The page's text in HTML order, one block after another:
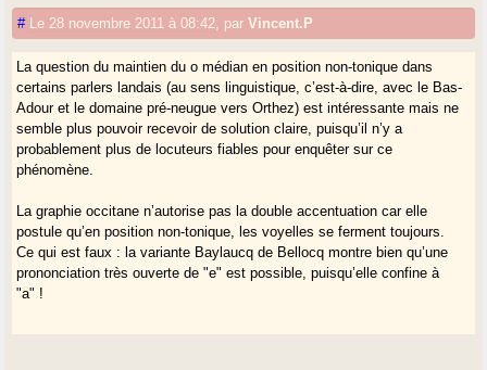
# Le 28 novembre 2011 à 08:42 parVincent.P
La question du maintien du o médian en position non-tonique dans
certains parlers landais (au sens linguistique, c’est-à-dire, avec le Bas-
Adour et le domaine pré-neugue vers Orthez) est intéressante mais ne
semble plus pouvoir recevoir de solution claire, puisqu’il n’y a
probablement plus de locuteurs fiables pour enquêter sur ce
phénomène.
La graphie occitane n’autorise pas la double accentuation car elle
postule qu’en position non-tonique, les voyelles se ferment toujours.
Ce qui est faux : la variante Baylaucq de Bellocq montre bien qu’une
prononciation très ouverte de "e" est possible, puisqu’elle confine à
"a" !